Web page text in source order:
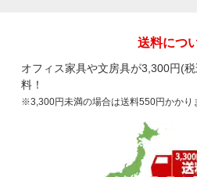
送料につ
オフィス家具や文房具が3,300円(
料！
※3,300円未満の場合は送料550円かかり